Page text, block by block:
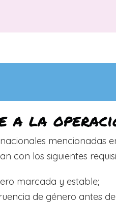
a la
mencionadas
con los siguientes
marcada y estable;
de género antes